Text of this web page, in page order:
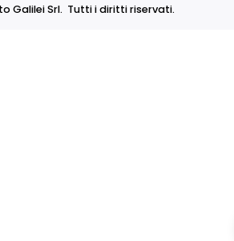
Galilei Srl. Tutti i diritti riservati.